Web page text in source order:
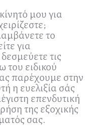
μου για
το
για
τις
του ειδικού
παρέχουμε στην
η ευελιξία σάς
επενδυτική
της εξοχικής
σας.